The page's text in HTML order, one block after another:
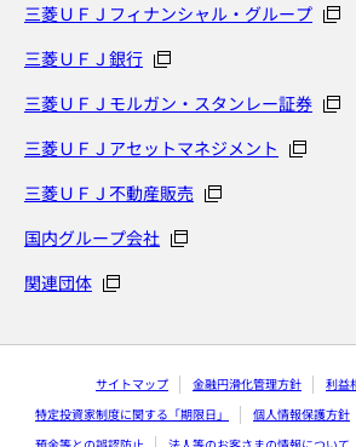
三菱ＵＦＪフィナンシャル・グループ
三菱ＵＦＪ銀行
三菱ＵＦＪモルガン・スタンレー証券
三菱ＵＦＪアセットマネジメント
三菱ＵＦＪ不動産販売
国内グループ会社
関連団体
サイトマップ 金融円滑化管理方針
利益
特定投資家制度に関する「期限日」
個人情報保護方針